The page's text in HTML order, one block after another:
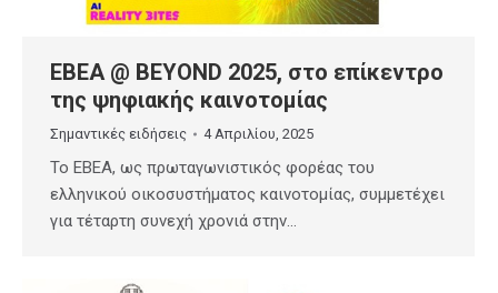
ΕΒΕΑ @ BEYOND 2025, στο επίκεντρο
της ψηφιακής καινοτομίας
Σημαντικές ειδήσεις 4 Απριλίου, 2025
Το ΕΒΕΑ, ως πρωταγωνιστικός φορέας του
ελληνικού οικοσυστήματος καινοτομίας, συμμετέχει
για τέταρτη συνεχή χρονιά στην…